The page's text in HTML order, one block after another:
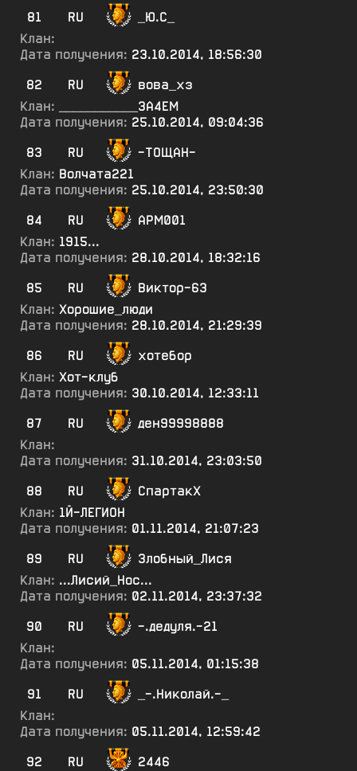
81
RU
_Ю.С_
Клан:
Дата получения: 23.10.2014, 18:56:30
82
RU
вова_хз
Клан:
___________ЗА4ЕМ
Дата получения: 25.10.2014, 09:04:36
83
RU
-ТОЩАН-
Клан: Волчата221
Дата получения: 25.10.2014, 23:50:30
84
RU
АРМ001
Клан: 1915...
Дата получения: 28.10.2014, 18:32:16
85
RU
Виктор-63
Клан: Хорошие_люди
Дата получения: 28.10.2014, 21:29:39
86
RU
хотебор
Клан: Хот-клуб
Дата получения: 30.10.2014, 12:33:11
87
RU
ден99998888
Клан:
Дата получения: 31.10.2014, 23:03:50
88
RU
СпартакХ
Клан: 1Й-ЛЕГИОН
Дата получения: 01.11.2014, 21:07:23
89
RU
Злобный_Лися
Клан: ...Лисий_Нос...
Дата получения: 02.11.2014, 23:37:32
90
RU
-.дедуля.-21
Клан:
Дата получения: 05.11.2014, 01:15:38
91
RU
_-.Николай.-_
Клан:
Дата получения: 05.11.2014, 12:59:42
92
RU
2446